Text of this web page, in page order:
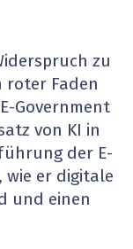
zu
roter Faden
Government
von KI in
der E-
wie er digitale
und einen